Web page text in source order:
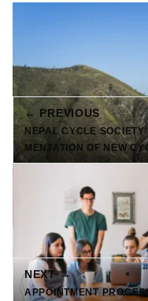
← PREVIOUS
NEPAL CYCLE
MENTATION OF NEW
NEXT →
APPOINTMENT